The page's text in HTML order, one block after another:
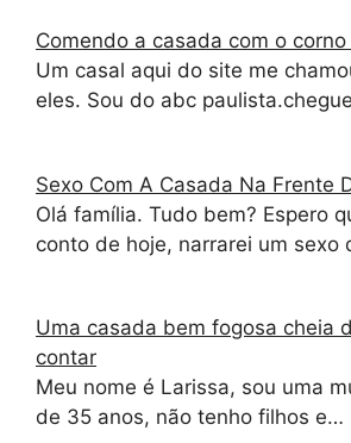
Comendo a casada com o
Um casal aqui do site me
eles. Sou do abc
Sexo Com A Casada Na Frente
Olá família. Tudo bem? Espero
conto de hoje, narrarei um sexo
Uma casada bem fogosa cheia
contar
Meu nome é Larissa, sou uma
de 35 anos, não tenho filhos e…